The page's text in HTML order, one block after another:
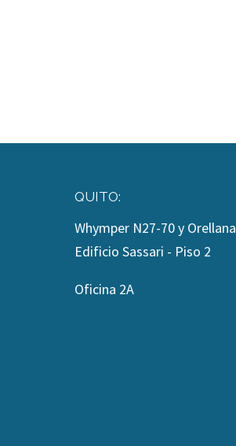
QUITO:
Whymper N27-70 y Orellana
Edificio Sassari - Piso 2
Oficina 2A